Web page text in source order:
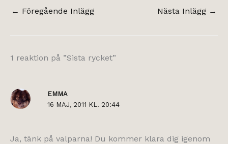
← Föregående Inlägg Nästa Inlägg →
1 reaktion på ”Sista rycket”
EMMA
16 MAJ, 2011 KL. 20:44
Ja, tänk på valparna! Du kommer klara dig igenom